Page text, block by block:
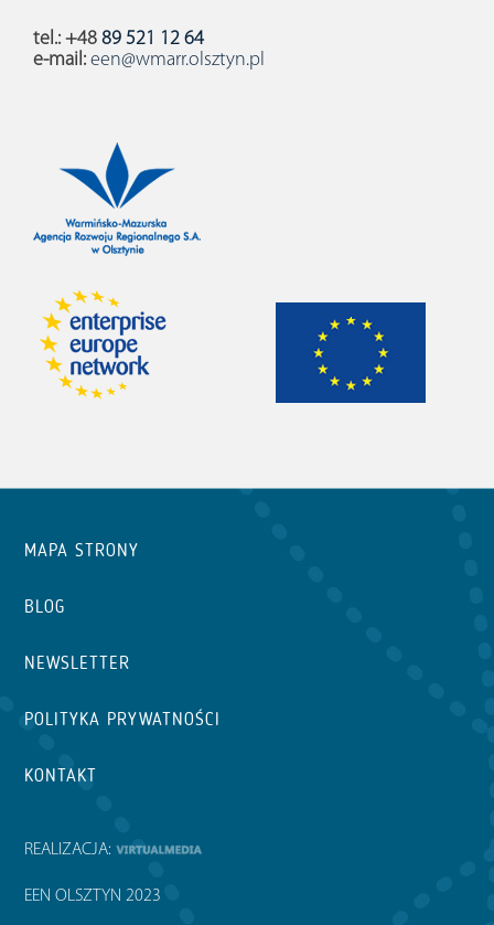
tel.: +48 89 521 12 64
e-mail: een@wmarr.olsztyn.pl
MAPA STRONY
BLOG
NEWSLETTER
POLITYKA PRYWATNOŚCI
KONTAKT
REALIZACJA:
EEN OLSZTYN 2023